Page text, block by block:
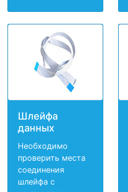
Шлейфа
данных
Необходимо
проверить места
соединения
шлейфа с